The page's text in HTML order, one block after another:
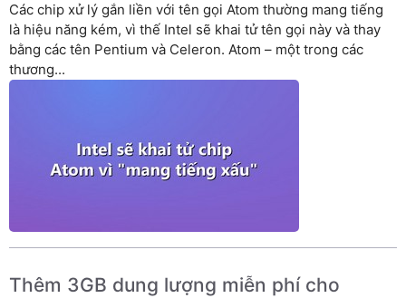
Các chip xử lý gắn liền với tên gọi Atom thường mang tiếng
là hiệu năng kém, vì thế Intel sẽ khai tử tên gọi này và thay
bằng các tên Pentium và Celeron. Atom – một trong các
thương...
Thêm 3GB dung lượng miễn phí cho